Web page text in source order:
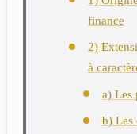
finance
2)
à
a) Les
b) Les